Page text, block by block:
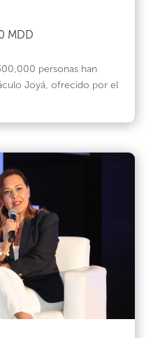
MDD
personas han
Joyá, ofrecido por el